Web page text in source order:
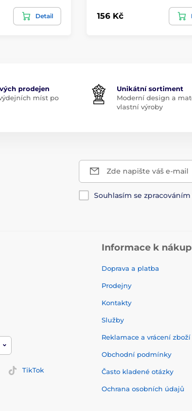
Detail 156 Kč
prodejen
míst po
Unikátní sortiment
Moderní design a
vlastní výroby
Zde napište váš e-mail
Souhlasím se zpracováním
TikTok
Informace k
Doprava a platba
Prodejny
Kontakty
Služby
Reklamace a vrácení zboží
Obchodní podmínky
Často kladené otázky
Ochrana osobních údajů